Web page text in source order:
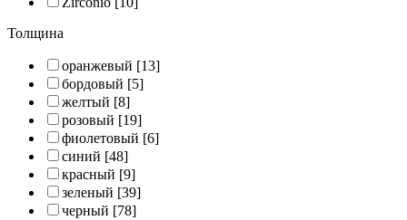
Толщина
оранжевый [13]
бордовый [5]
желтый [8]
розовый [19]
фиолетовый [6]
синий [48]
красный [9]
зеленый [39]
черный [78]